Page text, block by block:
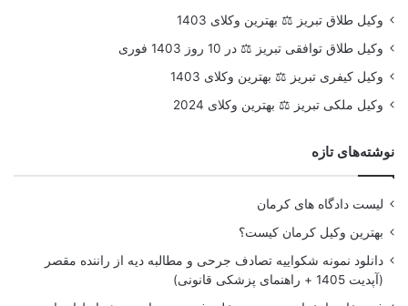
وکیل طلاق تبریز ⚖️ بهترین وکلای 1403
وکیل طلاق توافقی تبریز ⚖️ در 10 روز 1403 فوری
وکیل کیفری تبریز ⚖️ بهترین وکلای 1403
وکیل ملکی تبریز ⚖️ بهترین وکلای 2024
نوشته‌های تازه
لیست دادگاه های کرمان
بهترین وکیل کرمان کیست؟
دانلود نمونه شکواییه تصادف جرحی و مطالبه دیه از راننده مقصر
(آپدیت 1405 + راهنمای پزشکی قانونی)